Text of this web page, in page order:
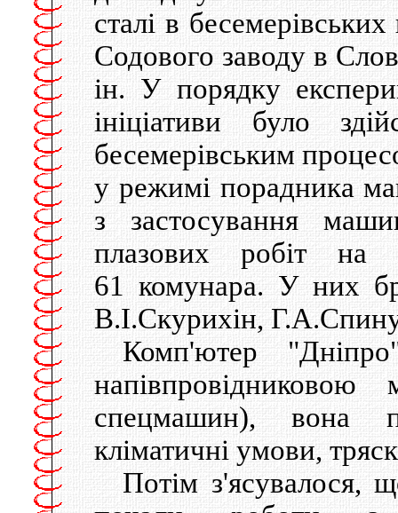
сталi в
Содового заводу в
iн. У порядку
iнiцiативи було
бесемерiвським
у режимi порадника
з застосування
плазових робiт на
61 комунара. У них
В.I.Скурихін,
Комп'ютер
спецмашин), вона
клiматичнi умови,
Потiм з'ясувалося,